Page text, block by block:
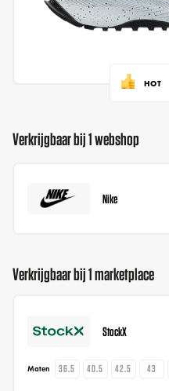
HOT
Verkrijgbaar bij 1 webshop
Nike
Verkrijgbaar bij 1 marketplace
StockX
Maten 36.5 40.5 42.5 43